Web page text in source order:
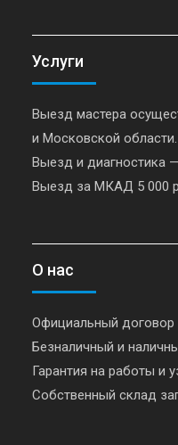
Услуги
Выезд мастера
и Московской области.
Выезд и диагностика
Выезд за МКАД 5 000
О нас
Официальный договор
Безналичный и
Гарантия на работы и
Собственный склад